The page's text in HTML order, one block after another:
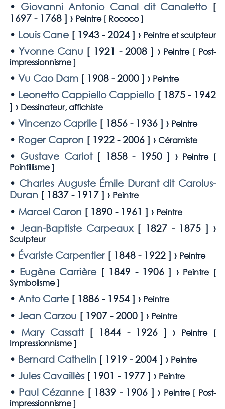
• Giovanni Antonio Canal dit Canaletto[
1697 - 1768] › Peintre [ Rococo]
• Louis Cane[ 1943 - 2024] › Peintre et sculpteur
•Yvonne Canu [ 1921 - 2008 ] › Peintre [ Post-
impressionnisme]
• Vu Cao Dam[ 1908 - 2000] › Peintre
• Leonetto Cappiello Cappiello[ 1875 - 1942
] › Dessinateur, affichiste
• Vincenzo Caprile[ 1856 - 1936] › Peintre
• Roger Capron [ 1922 - 2006] › Céramiste
• Gustave Cariot[ 1858 - 1950] › Peintre [
Pointillisme]
• Charles Auguste Émile Durant dit Carolus-
Duran [ 1837 - 1917] › Peintre
• Marcel Caron [ 1890 - 1961 ] › Peintre
•Jean-Baptiste Carpeaux[ 1827 - 1875 ] ›
Sculpteur
• Évariste Carpentier[ 1848 - 1922] › Peintre
• Eugène Carrière [ 1849 - 1906] › Peintre [
Symbolisme]
• Anto Carte[ 1886 - 1954] › Peintre
• Jean Carzou [ 1907 - 2000] › Peintre
• Mary Cassatt[ 1844 - 1926 ] › Peintre [
Impressionnisme]
• Bernard Cathelin [ 1919 - 2004] › Peintre
• Jules Cavaillès[ 1901 - 1977] › Peintre
• Paul Cézanne [ 1839 - 1906 ] › Peintre [ Post-
impressionnisme]